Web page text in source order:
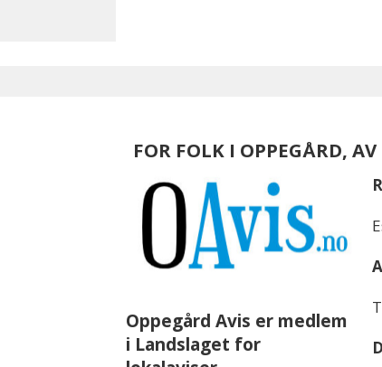
FOR FOLK I OPPEGÅRD,
Oppegård Avis er medlem
i Landslaget for